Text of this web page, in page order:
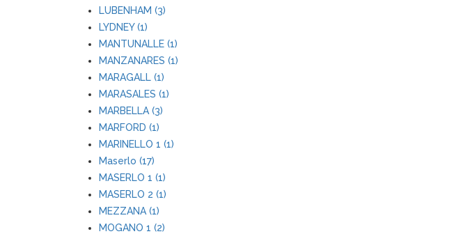
LUBENHAM (3)
LYDNEY (1)
MANTUNALLE (1)
MANZANARES (1)
MARAGALL (1)
MARASALES (1)
MARBELLA (3)
MARFORD (1)
MARINELLO 1 (1)
Maserlo (17)
MASERLO 1 (1)
MASERLO 2 (1)
MEZZANA (1)
MOGANO 1 (2)